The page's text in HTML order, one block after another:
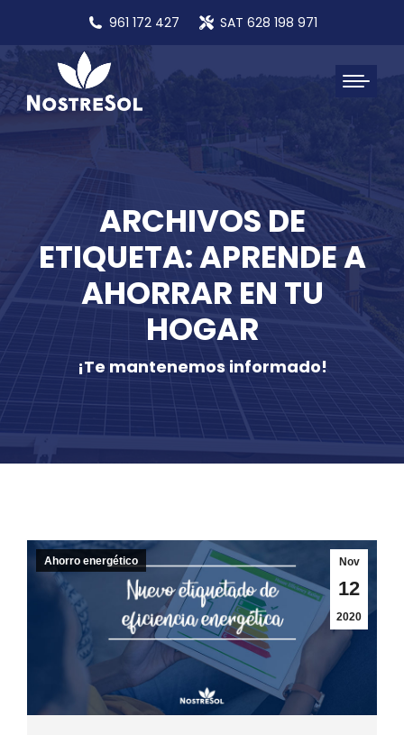
961 172 427 SAT 628 198 971
ARCHIVOS DE
ETIQUETA: APRENDE A
AHORRAR EN TU
HOGAR
¡Te mantenemos informado!
Nov
12
2020
Ahorro energético